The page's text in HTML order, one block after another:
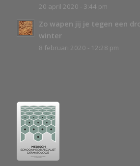
20 april 2020 - 3:44 pm
Zo wapen jij je tegen een
winter
8 februari 2020 - 12:28 pm